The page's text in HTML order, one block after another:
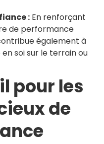
: En renforçant
de performance
également à
soi sur le terrain ou
pour les
de